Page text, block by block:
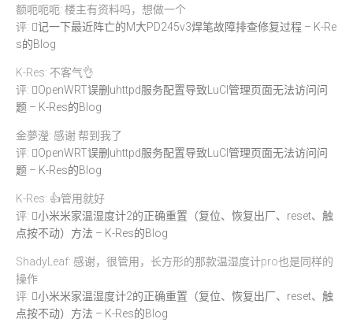
额呃呃呃: 楼主有资料吗，想做一个
评:
记一下最近阵亡的M大PD245v3焊笔故障排查修复过程 – K-Re
s的Blog
K-Res: 不客气👌
评:
OpenWRT误删uhttpd服务配置导致LuCI管理页面无法访问问
题 – K-Res的Blog
金夢瀅: 感谢 帮到我了
评:
OpenWRT误删uhttpd服务配置导致LuCI管理页面无法访问问
题 – K-Res的Blog
K-Res: 👍管用就好
评:
小米米家温湿度计2的正确重置（复位、恢复出厂、reset、触
点按不动）方法 – K-Res的Blog
ShadyLeaf: 感谢，很管用，长方形的那款温湿度计pro也是同样的
操作
评:
小米米家温湿度计2的正确重置（复位、恢复出厂、reset、触
点按不动）方法 – K-Res的Blog